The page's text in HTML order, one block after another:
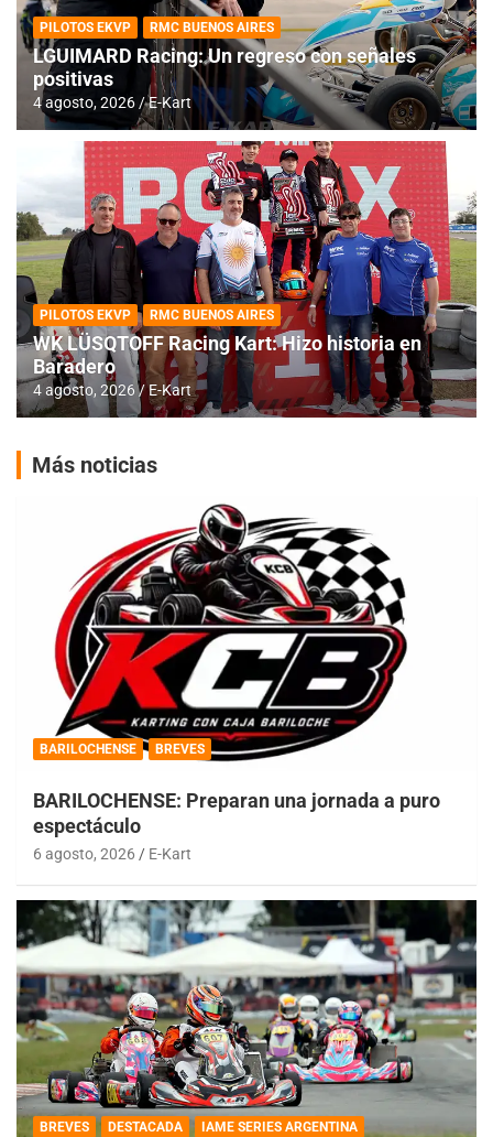
PILOTOS EKVP RMC BUENOS AIRES
LGUIMARD Racing: Un regreso con señales
positivas
4 agosto, 2026 E-Kart
PILOTOS EKVP RMC BUENOS AIRES
WK LÜSQTOFF Racing Kart: Hizo historia en
Baradero
4 agosto, 2026 E-Kart
Más noticias
BARILOCHENSE BREVES
BARILOCHENSE: Preparan una jornada a puro
espectáculo
6 agosto, 2026 E-Kart
BREVES DESTACADA
IAME SERIES ARGENTINA